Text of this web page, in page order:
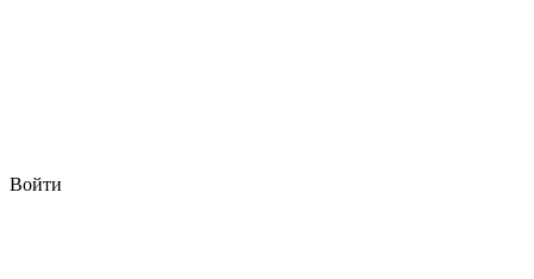
Войти